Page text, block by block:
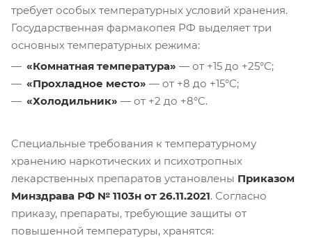
требует особых температурных условий хранения.
Государственная фармакопея РФ выделяет три
основных температурных режима:
«Комнатная температура» — от +15 до +25°C;
«Прохладное место» — от +8 до +15°C;
«Холодильник» — от +2 до +8°C.
Специальные требования к температурному
хранению наркотических и психотропных
лекарственных препаратов установлены Приказом
Минздрава РФ № 1103н от 26.11.2021. Согласно
приказу, препараты, требующие защиты от
повышенной температуры, хранятся: